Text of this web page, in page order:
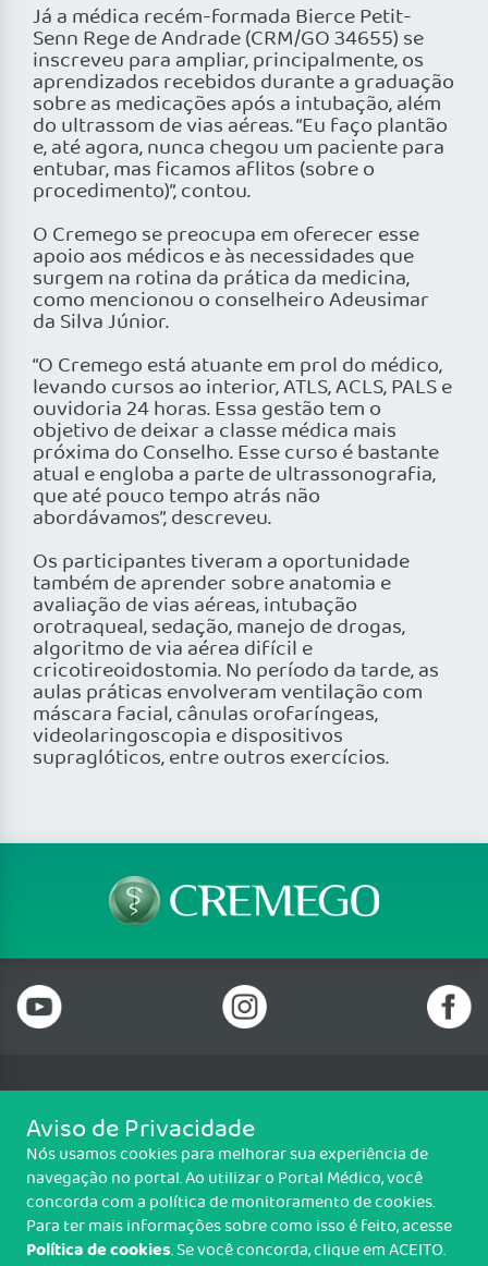
Já a médica recém-formada Bierce Petit-
Senn Rege de Andrade (CRM/GO 34655) se
inscreveu para ampliar, principalmente, os
aprendizados recebidos durante a graduação
sobre as medicações após a intubação, além
do ultrassom de vias aéreas. “Eu faço plantão
e, até agora, nunca chegou um paciente para
entubar, mas ficamos aflitos (sobre o
procedimento)”, contou.
O Cremego se preocupa em oferecer esse
apoio aos médicos e às necessidades que
surgem na rotina da prática da medicina,
como mencionou o conselheiro Adeusimar
da Silva Júnior.
“O Cremego está atuante em prol do médico,
levando cursos ao interior, ATLS, ACLS, PALS e
ouvidoria 24 horas. Essa gestão tem o
objetivo de deixar a classe médica mais
próxima do Conselho. Esse curso é bastante
atual e engloba a parte de ultrassonografia,
que até pouco tempo atrás não
abordávamos”, descreveu.
Os participantes tiveram a oportunidade
também de aprender sobre anatomia e
avaliação de vias aéreas, intubação
orotraqueal, sedação, manejo de drogas,
algoritmo de via aérea difícil e
cricotireoidostomia. No período da tarde, as
aulas práticas envolveram ventilação com
máscara facial, cânulas orofaríngeas,
videolaringoscopia e dispositivos
supraglóticos, entre outros exercícios.
Telefone: (62) 3250 4900
Email: cremego@cremego.org.br
Rua T-28, N° 245, Qd. 24, Lotes 19 e 20, Setor Bueno, Goiânia/GO - CEP:
74210-040
Horário de funcionamento: Segunda a Sexta - 08h00 às 18h00
Copyright CREMEGO. Todos os direitos reservados.
Aviso de Privacidade
Nós usamos cookies para melhorar sua experiência de
navegação no portal. Ao utilizar o Portal Médico, você
concorda com a política de monitoramento de cookies.
Para ter mais informações sobre como isso é feito, acesse
Política de cookies. Se você concorda, clique em ACEITO.